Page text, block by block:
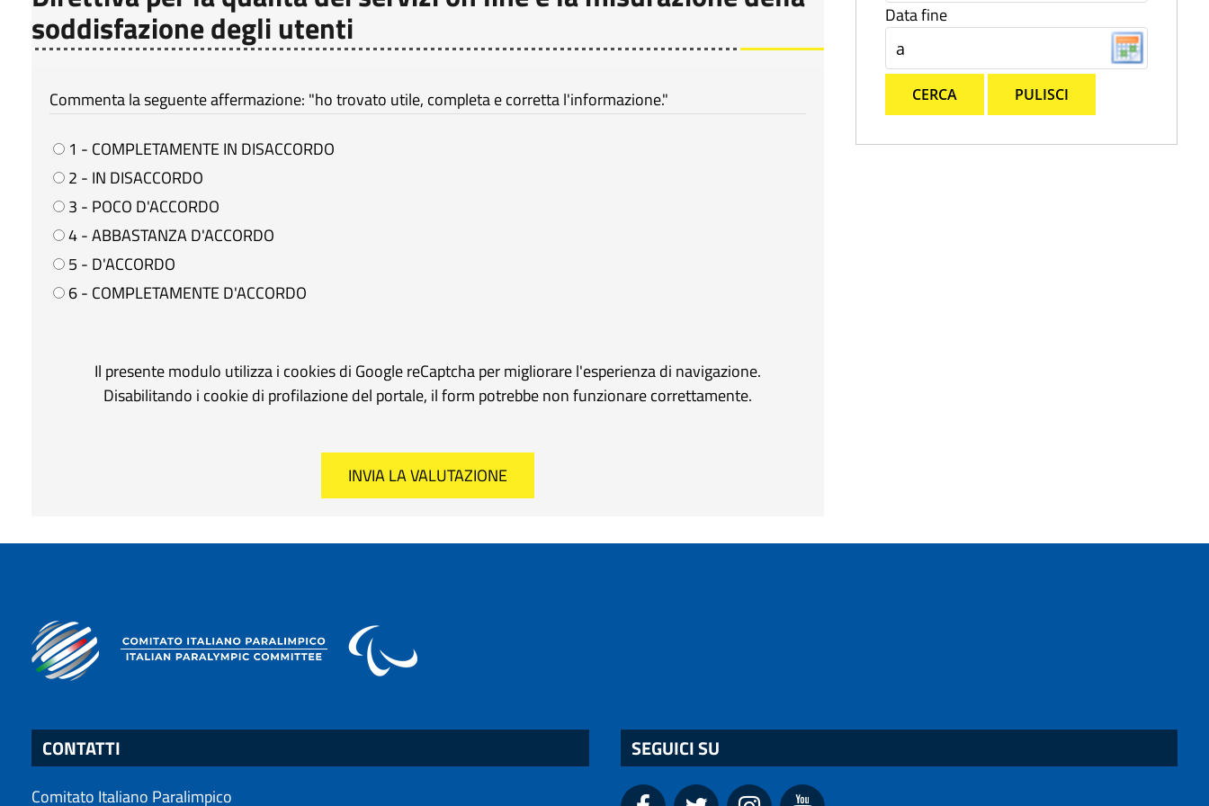
soddisfazione degli utenti
Commenta la seguente affermazione: "ho trovato utile, completa e corretta l'informazione."
1 - COMPLETAMENTE IN DISACCORDO
2 - IN DISACCORDO
3 - POCO D'ACCORDO
4 - ABBASTANZA D'ACCORDO
5 - D'ACCORDO
6 - COMPLETAMENTE D'ACCORDO
Il presente modulo utilizza i cookies di Google reCaptcha per migliorare l'esperienza di navigazione.
Disabilitando i cookie di profilazione del portale, il form potrebbe non funzionare correttamente.
Data fine
CERCA PULISCI
CONTATTI
Comitato Italiano Paralimpico
SEGUICI SU